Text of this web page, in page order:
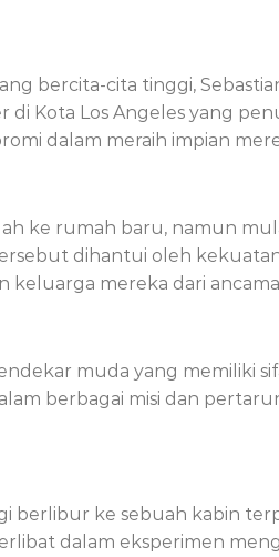
bercita-cita tinggi,
Kota Los Angeles yang
dalam meraih impian
ke rumah baru, namun
dihantui oleh
mereka dari
muda yang memiliki
berbagai misi dan
berlibur ke sebuah kabin
dalam eksperimen